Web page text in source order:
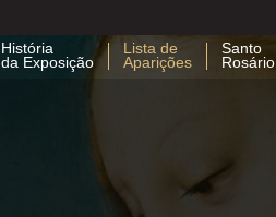
História
da Exposição
Lista de
Aparições
Santo
Rosário